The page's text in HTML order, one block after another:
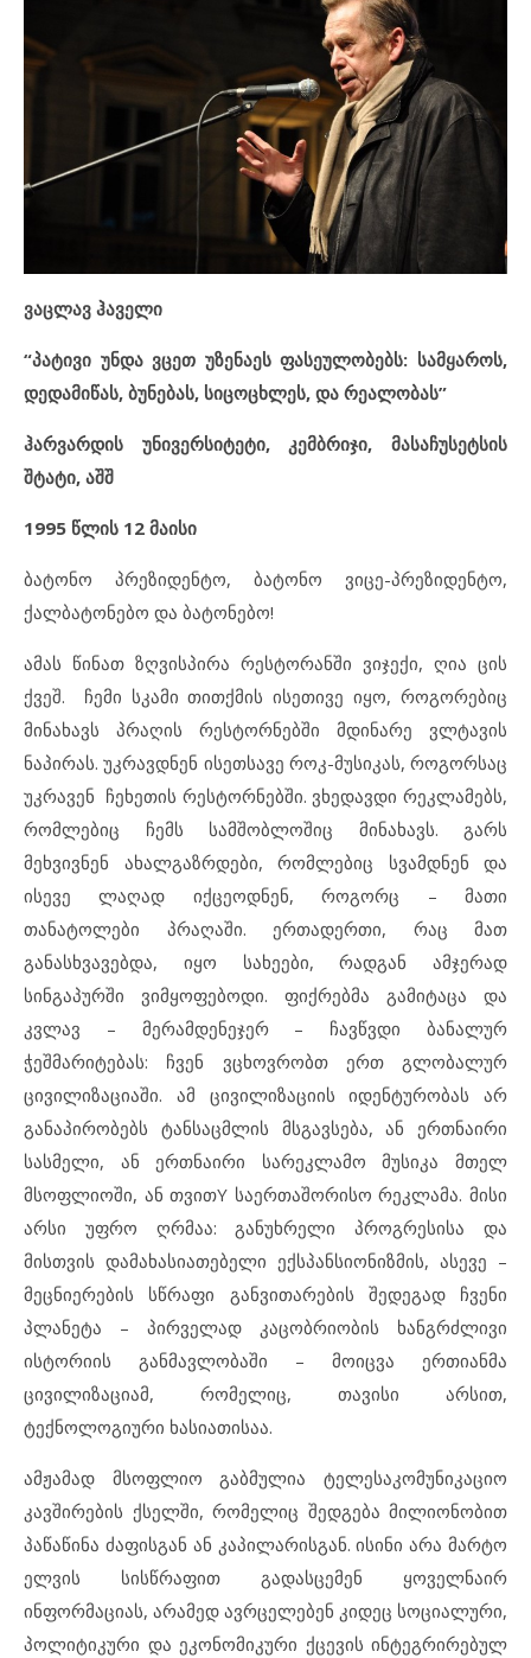
ვაცლავ ჰაველი
“პატივი უნდა ვცეთ უზენაეს ფასეულობებს: სამყაროს,
დედამიწას, ბუნებას, სიცოცხლეს, და რეალობას”
ჰარვარდის უნივერსიტეტი, კემბრიჯი, მასაჩუსეტსის
შტატი, აშშ
1995 წლის 12 მაისი
ბატონო პრეზიდენტო, ბატონო ვიცე-პრეზიდენტო,
ქალბატონებო და ბატონებო!
ამას წინათ ზღვისპირა რესტორანში ვიჯექი, ღია ცის
ქვეშ. ჩემი სკამი თითქმის ისეთივე იყო, როგორებიც
მინახავს პრაღის რესტორნებში მდინარე ვლტავის
ნაპირას. უკრავდნენ ისეთსავე როკ-მუსიკას, როგორსაც
უკრავენ ჩეხეთის რესტორნებში. ვხედავდი რეკლამებს,
რომლებიც ჩემს სამშობლოშიც მინახავს. გარს
მეხვივნენ ახალგაზრდები, რომლებიც სვამდნენ და
ისევე ლაღად იქცეოდნენ, როგორც – მათი
თანატოლები პრაღაში. ერთადერთი, რაც მათ
განასხვავებდა, იყო სახეები, რადგან ამჯერად
სინგაპურში ვიმყოფებოდი. ფიქრებმა გამიტაცა და
კვლავ – მერამდენეჯერ – ჩავწვდი ბანალურ
ჭეშმარიტებას: ჩვენ ვცხოვრობთ ერთ გლობალურ
ცივილიზაციაში. ამ ცივილიზაციის იდენტურობას არ
განაპირობებს ტანსაცმლის მსგავსება, ან ერთნაირი
სასმელი, ან ერთნაირი სარეკლამო მუსიკა მთელ
მსოფლიოში, ან თვითY საერთაშორისო რეკლამა. მისი
არსი უფრო ღრმაა: განუხრელი პროგრესისა და
მისთვის დამახასიათებელი ექსპანსიონიზმის, ასევე –
მეცნიერების სწრაფი განვითარების შედეგად ჩვენი
პლანეტა – პირველად კაცობრიობის ხანგრძლივი
ისტორიის განმავლობაში – მოიცვა ერთიანმა
ცივილიზაციამ, რომელიც, თავისი არსით,
ტექნოლოგიური ხასიათისაა.
ამჟამად მსოფლიო გაბმულია ტელესაკომუნიკაციო
კავშირების ქსელში, რომელიც შედგება მილიონობით
პაწაწინა ძაფისგან ან კაპილარისგან. ისინი არა მარტო
ელვის სისწრაფით გადასცემენ ყოველნაირ
ინფორმაციას, არამედ ავრცელებენ კიდეც სოციალური,
პოლიტიკური და ეკონომიკური ქცევის ინტეგრირებულ